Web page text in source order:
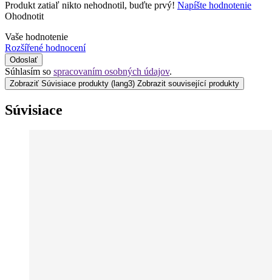
Produkt zatiaľ nikto nehodnotil, buďte prvý! Napíšte hodnotenie
Ohodnotit
Vaše hodnotenie
Rozšířené hodnocení
Odoslať
Súhlasím so spracovaním osobných údajov.
Zobraziť Súvisiace produkty (lang3) Zobrazit související produkty
Súvisiace